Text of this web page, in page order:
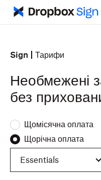
Sign Тарифи
Необмежені
без
Щомісячна оплата
Щорічна оплата
Essentials